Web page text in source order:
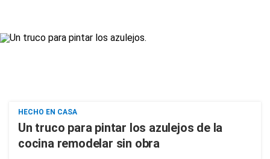
HECHO EN CASA
Un truco para pintar los azulejos de la
cocina remodelar sin obra